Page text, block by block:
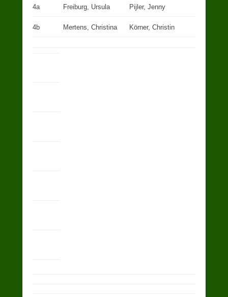
4a Freiburg, Ursula Pijler, Jenny
4b Mertens, Christina Körner, Christin